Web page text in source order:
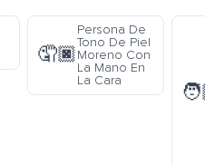
🤦🏿
Persona De
Tono De Piel
Moreno Con
La Mano En
La Cara